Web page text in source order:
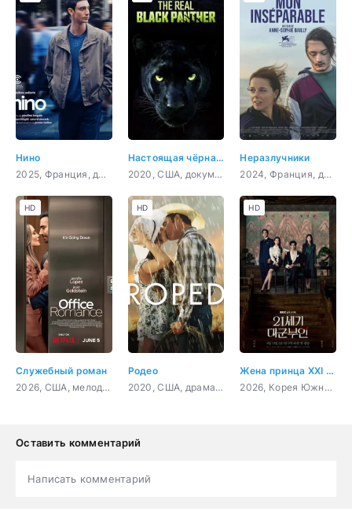
Нино
2025, Франция, драма
Настоящая чёрная пантера
2020, США, документальный, короткометражка
Неразлучники
2024, Франция, драма
Служебный роман
2026, США, мелодрама, комедия
HD
Родео
2020, США, драма, мелодрама
HD
Жена принца XXI века
2026, Корея Южная, мелодрама
HD
Оставить комментарий
Написать комментарий